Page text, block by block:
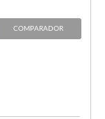
COMPARADOR